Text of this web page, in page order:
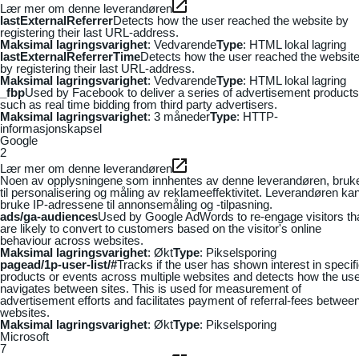
Lær mer om denne leverandøren
lastExternalReferrerDetects how the user reached the website by
registering their last URL-address.
Maksimal lagringsvarighet: VedvarendeType: HTML lokal lagring
lastExternalReferrerTimeDetects how the user reached the website
by registering their last URL-address.
Maksimal lagringsvarighet: VedvarendeType: HTML lokal lagring
_fbpUsed by Facebook to deliver a series of advertisement products
such as real time bidding from third party advertisers.
Maksimal lagringsvarighet: 3 månederType: HTTP-
informasjonskapsel
Google
2
Lær mer om denne leverandøren
Noen av opplysningene som innhentes av denne leverandøren,
til personalisering og måling av reklameeffektivitet. Leverandøren
bruke IP-adressene til annonsemåling og -tilpasning.
ads/ga-audiencesUsed by Google AdWords to re-engage visitors
are likely to convert to customers based on the visitor's online
behaviour across websites.
Maksimal lagringsvarighet: ØktType: Pikselsporing
pagead/1p-user-list/#Tracks if the user has shown interest in
products or events across multiple websites and detects how the
navigates between sites. This is used for measurement of
advertisement efforts and facilitates payment of referral-fees
websites.
Maksimal lagringsvarighet: ØktType: Pikselsporing
Microsoft
7